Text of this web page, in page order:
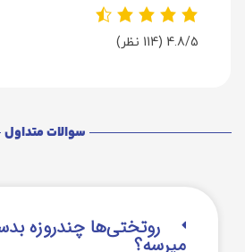
4.8/5 (114 نظر)
سوالات متداول
روتختی‌‌ها چندروزه
میرسه؟